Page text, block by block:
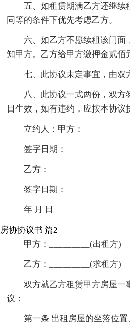
五、如租赁期满乙方还继续
同等的条件下优先考虑乙方。
六、如乙方不愿续租该门面
知甲方。乙方给甲方缴押金贰佰
七、此协议未定事宜，由双
八、此协议一式两份，双方
日生效，如有违约，应按本协议
立约人：甲方：
签字日期：
乙方：
签字日期：
年 月 日
房协协议书 篇2
甲方：_________(出租方)
乙方：_________(求租方)
双方就乙方租赁甲方房屋一
议：
第一条 出租房屋的坐落位